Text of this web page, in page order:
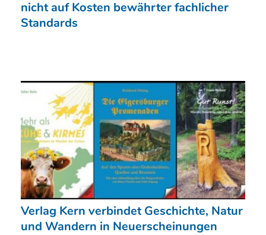
nicht auf Kosten bewährter fachlicher
Standards
Verlag Kern verbindet Geschichte, Natur
und Wandern in Neuerscheinungen